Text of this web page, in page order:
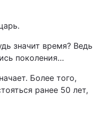
значит время? Ведь
поколения…
Более того,
ранее 50 лет,